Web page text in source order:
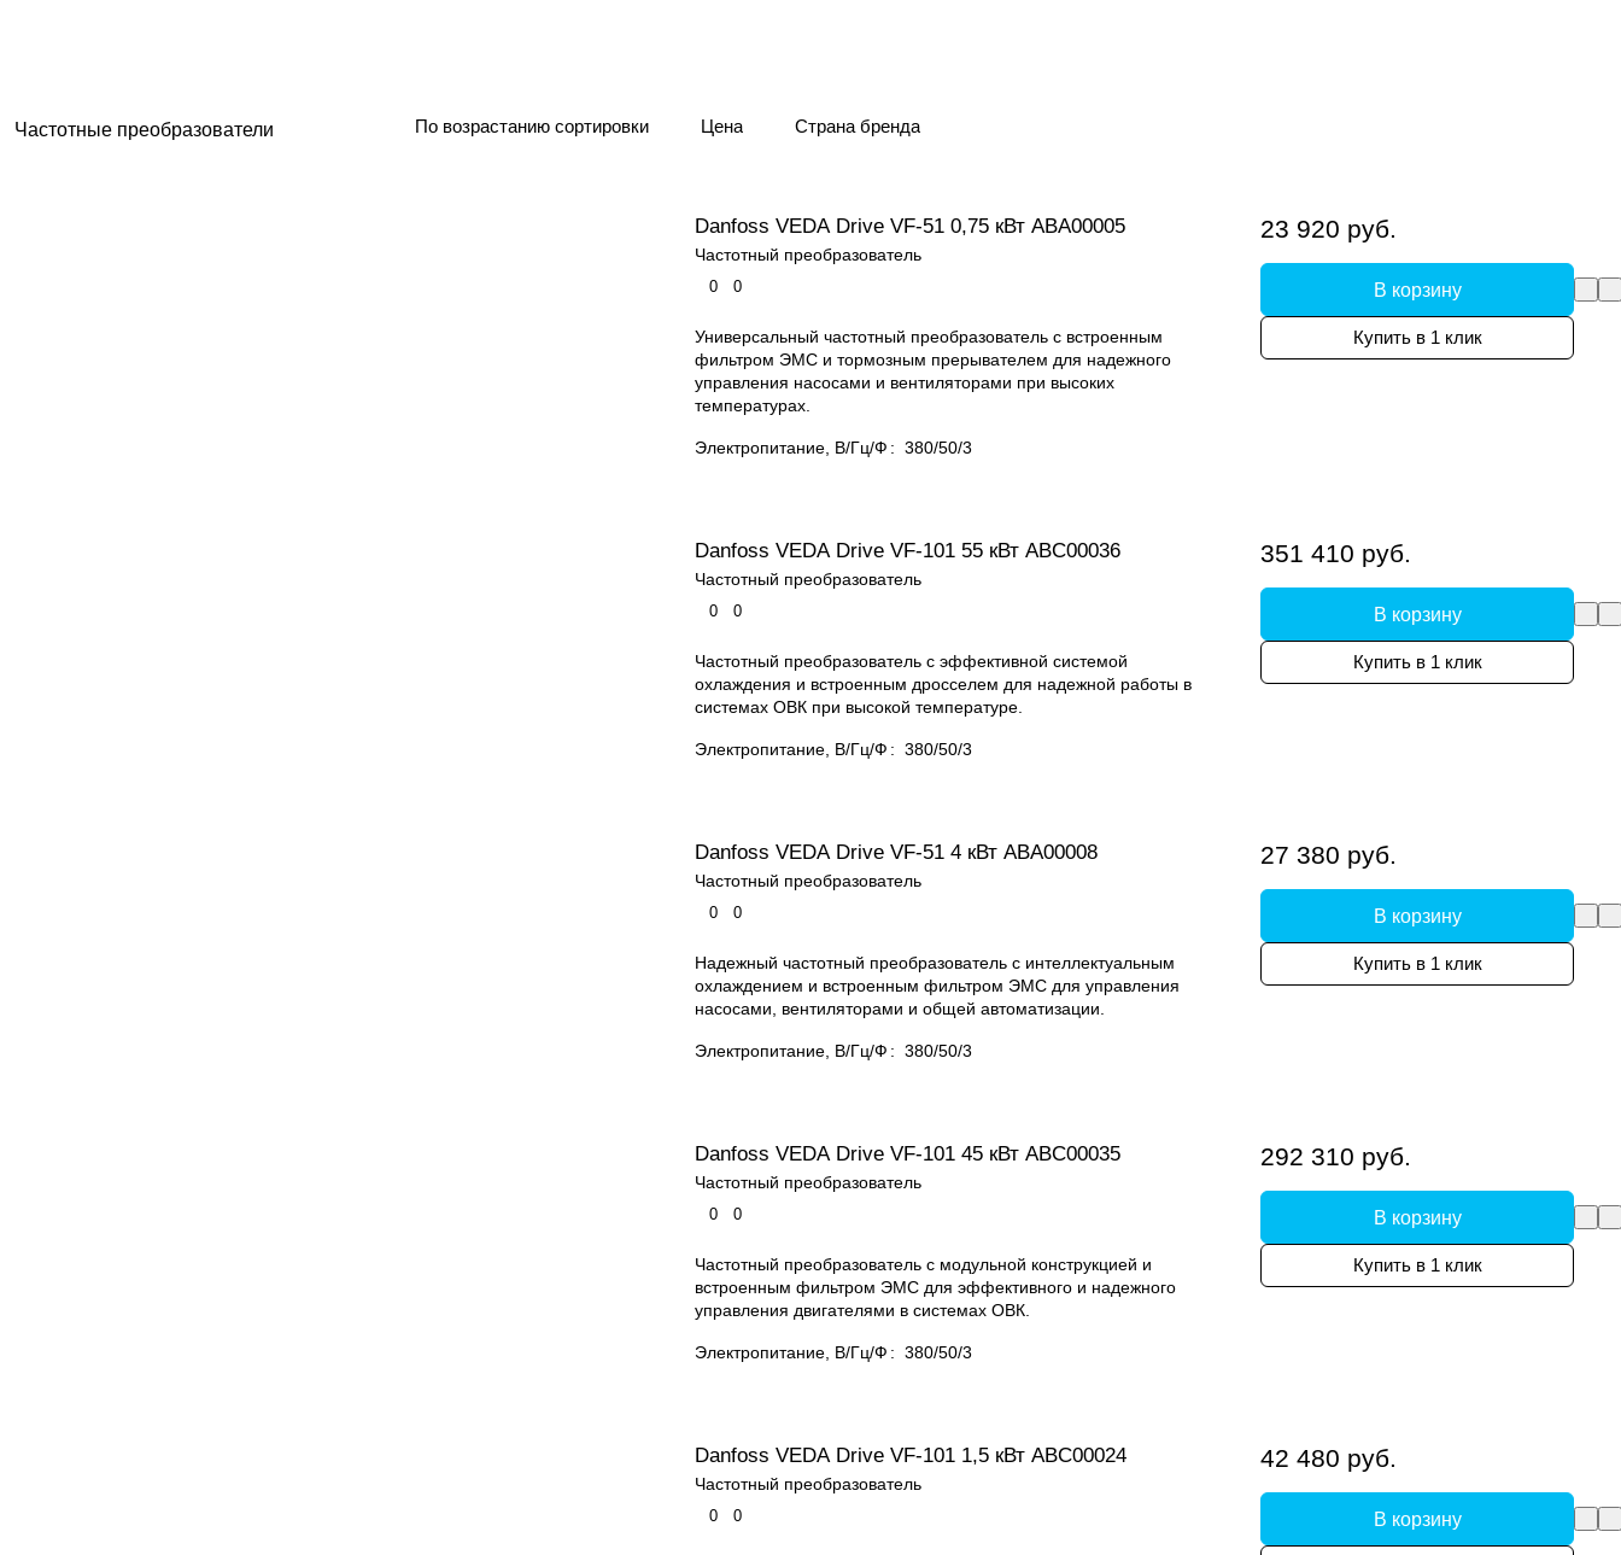
Частотные преобразователи По возрастанию сортировки Цена Страна бренда
Danfoss VEDA Drive VF-51 0,75 кВт ABA00005
Частотный преобразователь
0 0
Универсальный частотный преобразователь с встроенным
фильтром ЭМС и тормозным прерывателем для надежного
управления насосами и вентиляторами при высоких
температурах.
Электропитание, В/Гц/Ф : 380/50/3
23 920 руб.
В корзину
Купить в 1 клик
Danfoss VEDA Drive VF-101 55 кВт ABС00036
Частотный преобразователь
0 0
Частотный преобразователь с эффективной системой
охлаждения и встроенным дросселем для надежной работы в
системах ОВК при высокой температуре.
Электропитание, В/Гц/Ф : 380/50/3
351 410 руб.
В корзину
Купить в 1 клик
Danfoss VEDA Drive VF-51 4 кВт ABA00008
Частотный преобразователь
0 0
Надежный частотный преобразователь с интеллектуальным
охлаждением и встроенным фильтром ЭМС для управления
насосами, вентиляторами и общей автоматизации.
Электропитание, В/Гц/Ф : 380/50/3
27 380 руб.
В корзину
Купить в 1 клик
Danfoss VEDA Drive VF-101 45 кВт ABС00035
Частотный преобразователь
0 0
Частотный преобразователь с модульной конструкцией и
встроенным фильтром ЭМС для эффективного и надежного
управления двигателями в системах ОВК.
Электропитание, В/Гц/Ф : 380/50/3
292 310 руб.
В корзину
Купить в 1 клик
Danfoss VEDA Drive VF-101 1,5 кВт ABС00024
Частотный преобразователь
0 0
42 480 руб.
В корзину